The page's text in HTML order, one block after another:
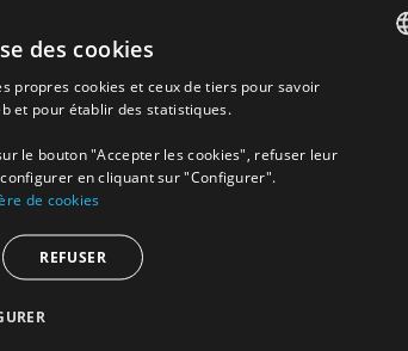
des cookies
propres cookies et ceux de tiers pour savoir
et pour établir des statistiques.
le bouton "Accepter les cookies", refuser leur
en cliquant sur "Configurer".
de cookies
REFUSER